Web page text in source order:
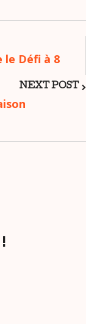
le Défi à 8
NEXT POST